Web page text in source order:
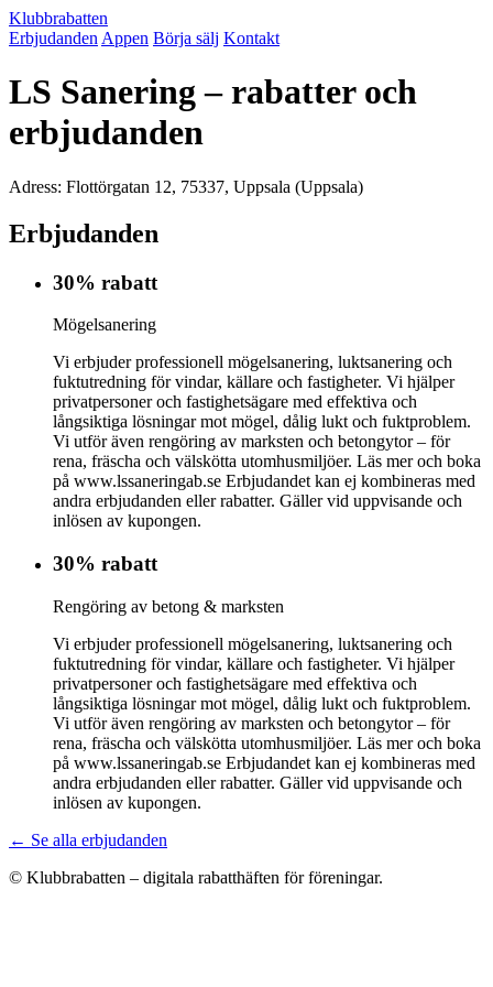
Klubbrabatten
Erbjudanden Appen Börja sälj Kontakt
LS Sanering – rabatter och
erbjudanden
Adress: Flottörgatan 12, 75337, Uppsala (Uppsala)
Erbjudanden
30% rabatt
Mögelsanering
Vi erbjuder professionell mögelsanering, luktsanering och
fuktutredning för vindar, källare och fastigheter. Vi hjälper
privatpersoner och fastighetsägare med effektiva och
långsiktiga lösningar mot mögel, dålig lukt och fuktproblem.
Vi utför även rengöring av marksten och betongytor – för
rena, fräscha och välskötta utomhusmiljöer. Läs mer och boka
på www.lssaneringab.se Erbjudandet kan ej kombineras med
andra erbjudanden eller rabatter. Gäller vid uppvisande och
inlösen av kupongen.
30% rabatt
Rengöring av betong & marksten
Vi erbjuder professionell mögelsanering, luktsanering och
fuktutredning för vindar, källare och fastigheter. Vi hjälper
privatpersoner och fastighetsägare med effektiva och
långsiktiga lösningar mot mögel, dålig lukt och fuktproblem.
Vi utför även rengöring av marksten och betongytor – för
rena, fräscha och välskötta utomhusmiljöer. Läs mer och boka
på www.lssaneringab.se Erbjudandet kan ej kombineras med
andra erbjudanden eller rabatter. Gäller vid uppvisande och
inlösen av kupongen.
← Se alla erbjudanden
© Klubbrabatten – digitala rabatthäften för föreningar.